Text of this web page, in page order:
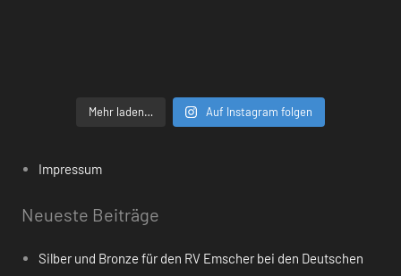
Mehr laden… Auf Instagram folgen
Impressum
Neueste Beiträge
Silber und Bronze für den RV Emscher bei den Deutschen